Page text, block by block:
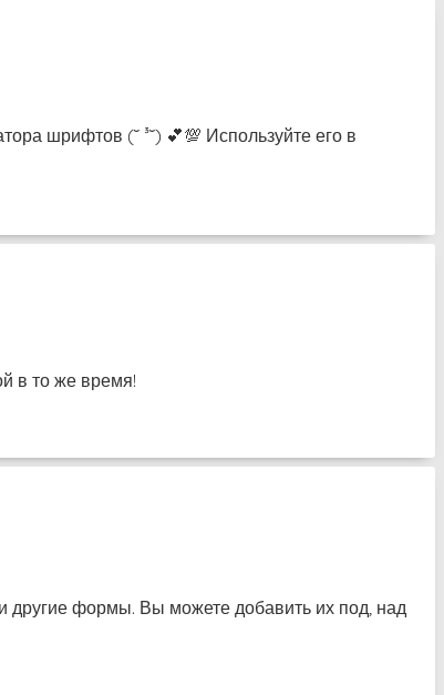
шрифтов (˘ ³˘) 💕💯 Используйте его в
в то же время!
другие формы. Вы можете добавить их под, над